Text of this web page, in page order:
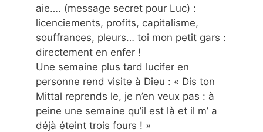
aie…. (message secret pour Luc) :
licenciements, profits, capitalisme,
souffrances, pleurs… toi mon petit gars :
directement en enfer !
Une semaine plus tard lucifer en
personne rend visite à Dieu : « Dis ton
Mittal reprends le, je n’en veux pas : à
peine une semaine qu’il est là et il m’ a
déjà éteint trois fours ! »